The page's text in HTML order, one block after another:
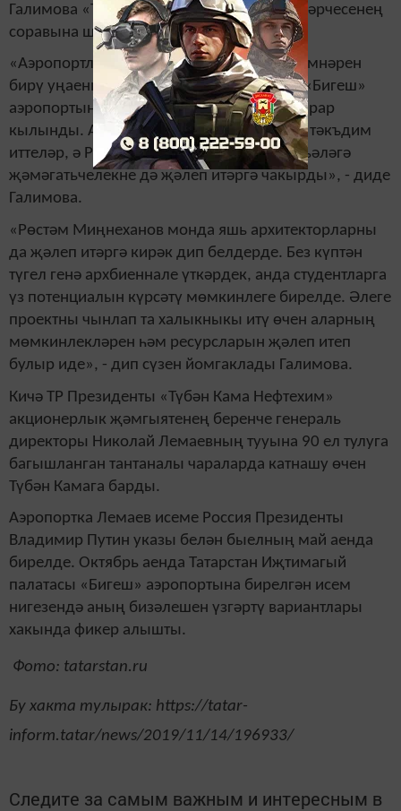
Галимова «Татар-информ» агентлыгы хәбәрчесенең
соравына шулай дип җавап бирде.
«Аэропортларга мәшһүр кешеләрнең исемнәрен
бирү уңаеннан үткәрелгән бәйгедән соң «Бигеш»
аэропортына реконструкция үткәрергә карар
кылынды. Аның концептуаль күренешен тәкъдим
иттеләр, ә Рөстәм Миңнеханов әлеге мәсьәләгә
җәмәгатьчелекне дә җәлеп итәргә чакырды», - диде
Галимова.
«Рөстәм Миңнеханов монда яшь архитекторларны
да җәлеп итәргә кирәк дип белдерде. Без күптән
түгел генә архбиеннале үткәрдек, анда студентларга
үз потенциалын күрсәтү мөмкинлеге бирелде. Әлеге
проектны чынлап та халыкныкы итү өчен аларның
мөмкинлекләрен һәм ресурсларын җәлеп итеп
булыр иде», - дип сүзен йомгаклады Галимова.
Кичә ТР Президенты «Түбән Кама Нефтехим»
акционерлык җәмгыятенең беренче генераль
директоры Николай Лемаевның тууына 90 ел тулуга
багышланган тантаналы чараларда катнашу өчен
Түбән Камага барды.
Аэропортка Лемаев исеме Россия Президенты
Владимир Путин указы белән быелның май аенда
бирелде. Октябрь аенда Татарстан Иҗтимагый
палатасы «Бигеш» аэропортына бирелгән исем
нигезендә аның бизәлешен үзгәртү вариантлары
хакында фикер алышты.
Фото: tatarstan.ru
Бу хакта тулырак: https://tatar-
inform.tatar/news/2019/11/14/196933/
Следите за самым важным и интересным в